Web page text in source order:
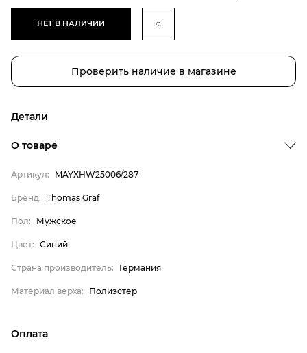
НЕТ В НАЛИЧИИ
Проверить наличие в магазине
Детали
Цвет
Страна производитель
Материал верха
Германия
О товаре
Артикул: MAYXHW25006/287
Бренд: Thomas Graf
Пол: Мужское
Цвет: Синий
Страна производитель: Германия
Материал верха: Полиэстер
Оплата